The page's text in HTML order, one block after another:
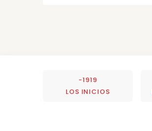
-1919
LOS INICIOS